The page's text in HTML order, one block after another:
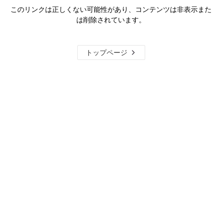
このリンクは正しくない可能性があり、コンテンツは非表示また
は削除されています。
トップページ